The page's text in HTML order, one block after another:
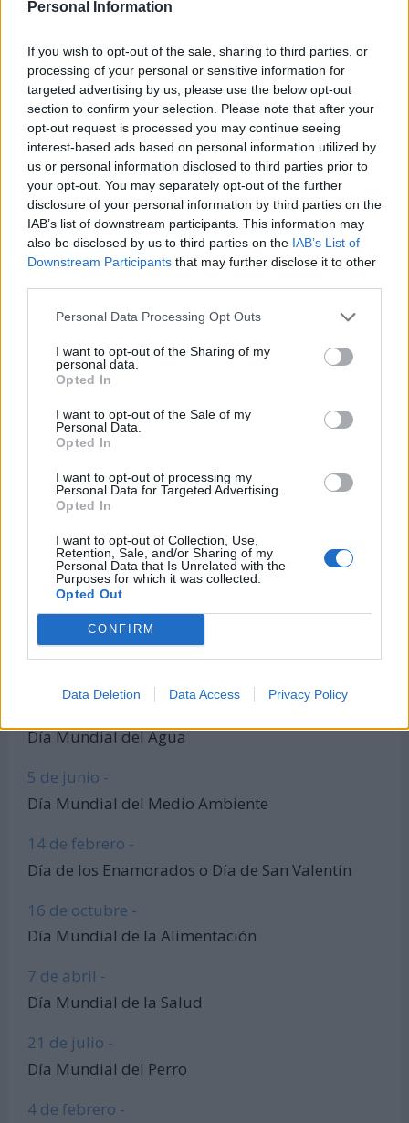
Personal Information
If you wish to opt-out of the sale, sharing to third parties, or
processing of your personal or sensitive information for
targeted advertising by us, please use the below opt-out
section to confirm your selection. Please note that after your
opt-out request is processed you may continue seeing
interest-based ads based on personal information utilized by
us or personal information disclosed to third parties prior to
your opt-out. You may separately opt-out of the further
disclosure of your personal information by third parties on the
IAB’s list of downstream participants. This information may
also be disclosed by us to third parties on the IAB’s List of
Downstream Participants that may further disclose it to other
Personal Data Processing Opt Outs
I want to opt-out of the Sharing of my
personal data.
Opted In
I want to opt-out of the Sale of my
Personal Data.
Opted In
I want to opt-out of processing my
Personal Data for Targeted Advertising.
Opted In
I want to opt-out of Collection, Use,
Retention, Sale, and/or Sharing of my
Personal Data that Is Unrelated with the
Purposes for which it was collected.
Opted Out
CONFIRM
Data Deletion Data Access Privacy Policy
Calendario Lunar
Calendario de Días Internacionales de
2027
Calculadoras
Calcula la diferencia entre fechas
Sumar o restar días o semanas a una
fecha
Calcular días hábiles
¿Cuántos días he vivido?
¿Quién cumple años hoy?
Calculadora de Calorías
Calculadora de índice de masa corporal
Todas las calculadoras
Entra en nuestro canal de Telegram
Días Más Buscados
8 de marzo -
Día Mundial del Agua
5 de junio -
Día Mundial del Medio Ambiente
14 de febrero -
Día de los Enamorados o Día de San Valentín
16 de octubre -
Día Mundial de la Alimentación
7 de abril -
Día Mundial de la Salud
21 de julio -
Día Mundial del Perro
4 de febrero -